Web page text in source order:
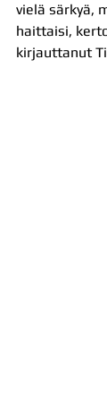
vielä särkyä,
haittaisi,
kirjauttanut